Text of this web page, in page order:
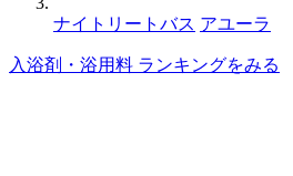
ナイトリートバス アユーラ
入浴剤・浴用料 ランキングをみる